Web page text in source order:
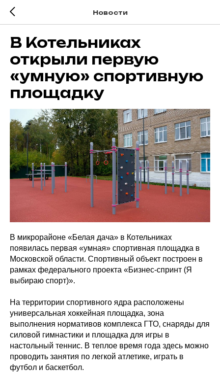
Новости
В Котельниках
открыли первую
«умную» спортивную
площадку
В микрорайоне «Белая дача» в Котельниках
появилась первая «умная» спортивная площадка в
Московской области. Спортивный объект построен в
рамках федерального проекта «Бизнес-спринт (Я
выбираю спорт)».
На территории спортивного ядра расположены
универсальная хоккейная площадка, зона
выполнения нормативов комплекса ГТО, снаряды для
силовой гимнастики и площадка для игры в
настольный теннис. В теплое время года здесь можно
проводить занятия по легкой атлетике, играть в
футбол и баскетбол.